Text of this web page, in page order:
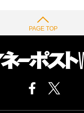
PAGE TOP